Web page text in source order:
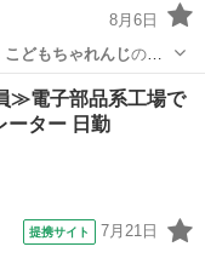
8月6日
こどもちゃれんじの定
≫電子部品系工場で
ーター 日勤
提携サイト 7月21日